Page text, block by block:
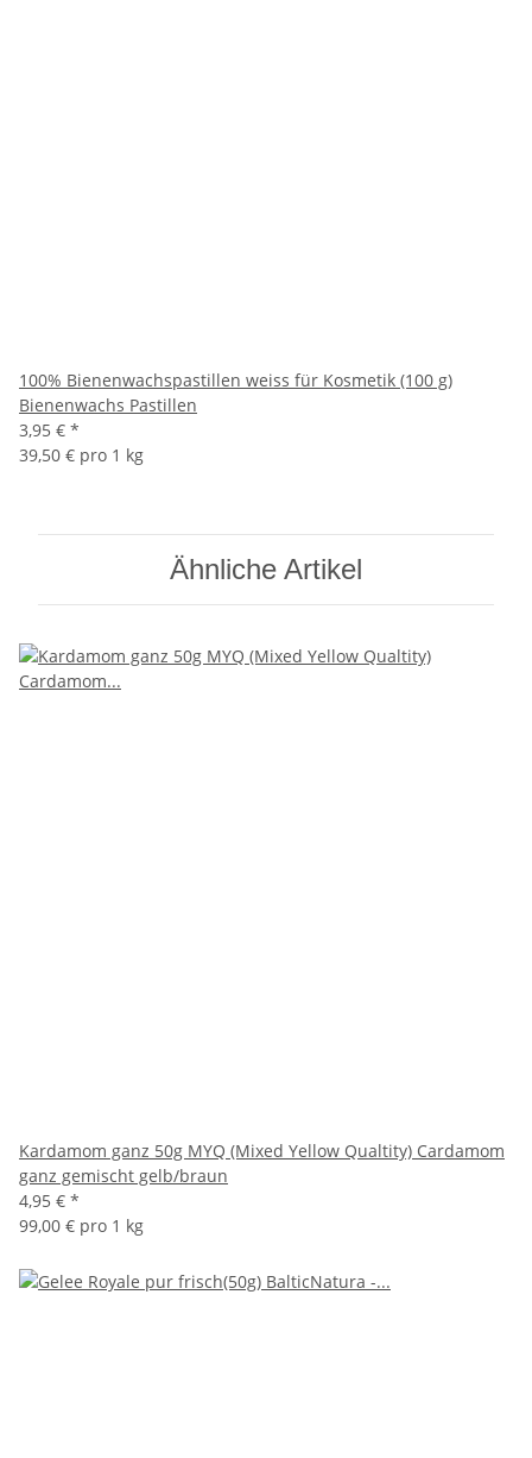
100% Bienenwachspastillen weiss für Kosmetik (100 g)
Bienenwachs Pastillen
3,95 € *
39,50 € pro 1 kg
Ähnliche Artikel
Kardamom ganz 50g MYQ (Mixed Yellow Qualtity) Cardamom
ganz gemischt gelb/braun
4,95 € *
99,00 € pro 1 kg